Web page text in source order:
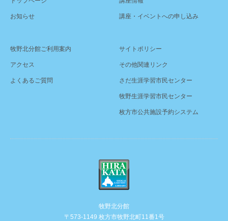
お知らせ 講座・イベントへの申し込み
牧野北分館ご利用案内
アクセス
よくあるご質問
サイトポリシー
その他関連リンク
さだ生涯学習市民センター
牧野生涯学習市民センター
枚方市公共施設予約システム
牧野北分館
〒573-1149 枚方市牧野北町11番1号